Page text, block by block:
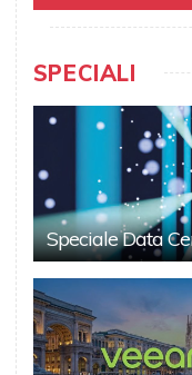
SPECIALI
Speciale Data